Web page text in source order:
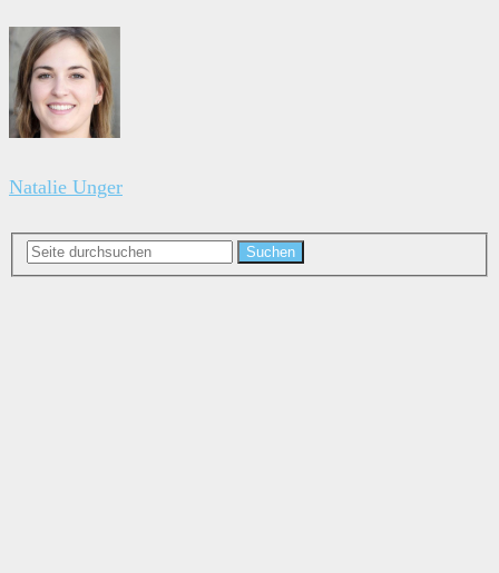
Natalie Unger
Suchen